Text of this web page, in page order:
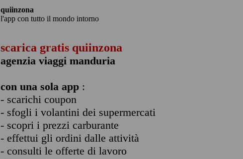
quiinzona
l'app con tutto il mondo intorno
scarica gratis quiinzona
agenzia viaggi manduria
con una sola app :
- scarichi coupon
- sfogli i volantini dei supermercati
- scopri i prezzi carburante
- effettui gli ordini dalle attività
- consulti le offerte di lavoro